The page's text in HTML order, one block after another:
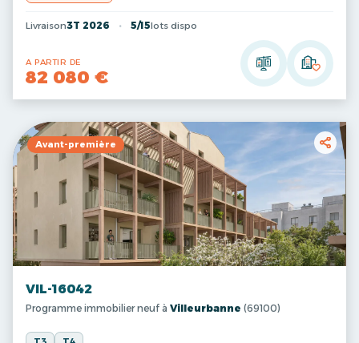
Livraison3T 2026 5/15lots dispo
A PARTIR DE
82 080 €
Avant-première
VIL-16042
Programme immobilier neuf à Villeurbanne (69100)